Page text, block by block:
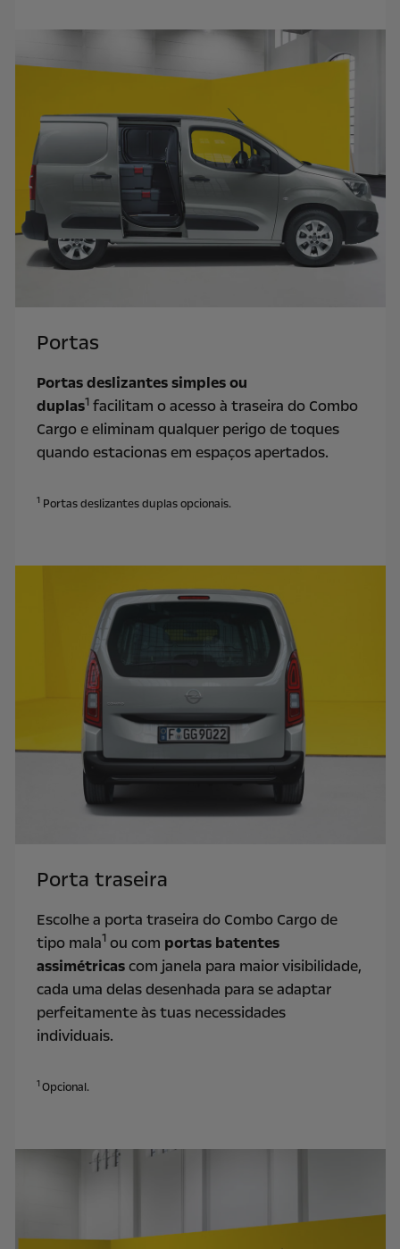
Portas
Portas deslizantes simples ou
duplas1facilitam o acesso à traseira do Combo
Cargo e eliminam qualquer perigo de toques
quando estacionas em espaços apertados.
1 Portas deslizantes duplas opcionais.
Porta traseira
Escolhe a porta traseira do Combo Cargo de
tipo mala1ou com portas batentes
assimétricascom janela para maior visibilidade,
cada uma delas desenhada para se adaptar
perfeitamente às tuas necessidades
individuais.
1 Opcional.